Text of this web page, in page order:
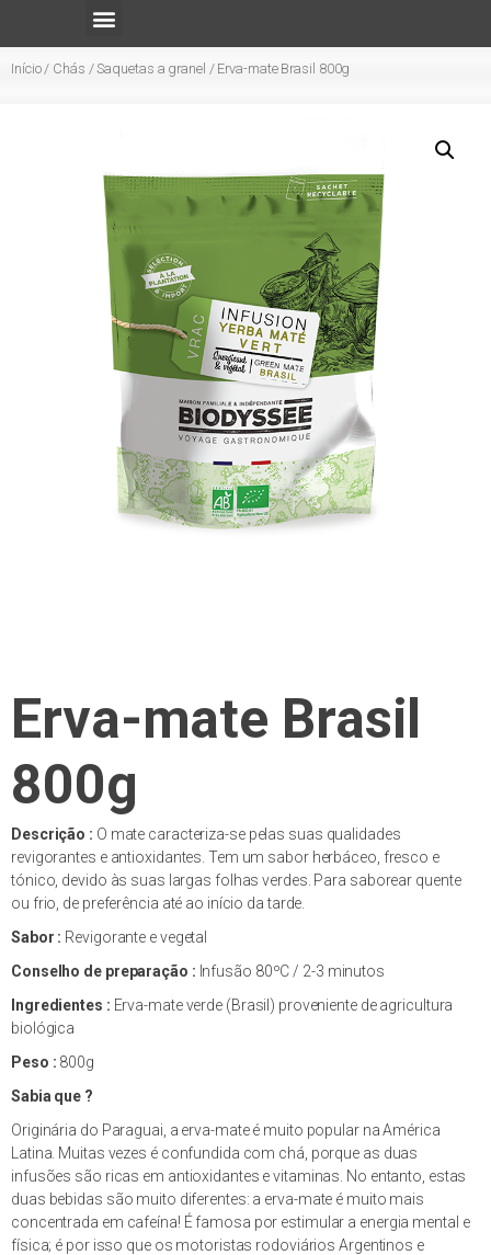
Início/ Chás /Saquetas a granel / Erva-mate Brasil 800g
Erva-mate Brasil
800g
Descrição : O mate caracteriza-se pelas suas qualidades
revigorantes e antioxidantes. Tem um sabor herbáceo, fresco e
tónico, devido às suas largas folhas verdes. Para saborear quente
ou frio, de preferência até ao início da tarde.
Sabor : Revigorante e vegetal
Conselho de preparação : Infusão 80ºC / 2-3 minutos
Ingredientes : Erva-mate verde (Brasil) proveniente de agricultura
biológica
Peso : 800g
Sabia que ?
Originária do Paraguai, a erva-mate é muito popular na América
Latina. Muitas vezes é confundida com chá, porque as duas
infusões são ricas em antioxidantes e vitaminas. No entanto, estas
duas bebidas são muito diferentes: a erva-mate é muito mais
concentrada em cafeína! É famosa por estimular a energia mental e
física; é por isso que os motoristas rodoviários Argentinos e